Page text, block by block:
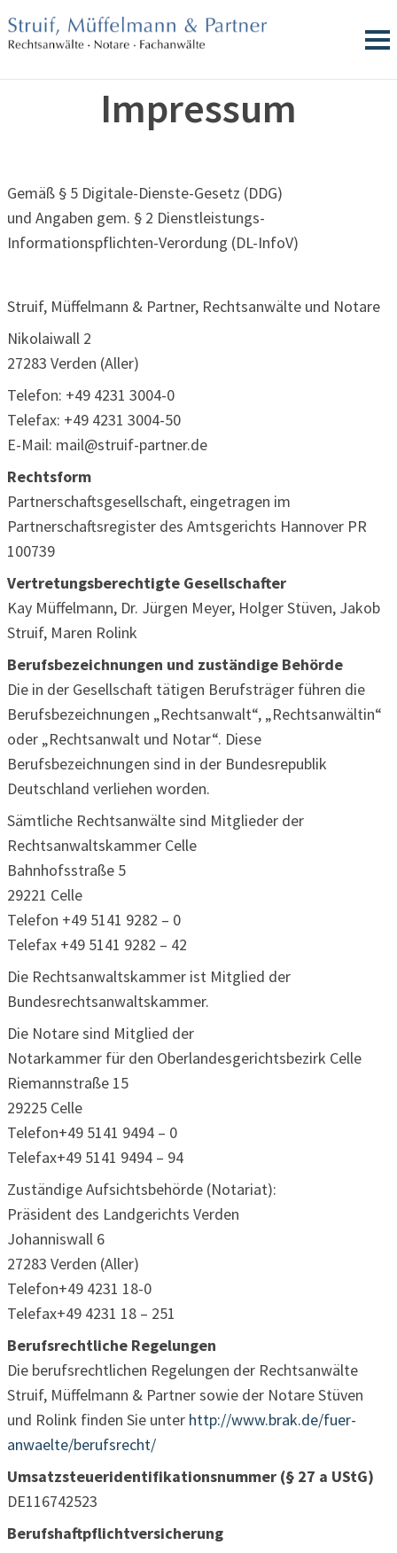
Impressum
Gemäß § 5 Digitale-Dienste-Gesetz (DDG)
und Angaben gem. § 2 Dienstleistungs-
Informationspflichten-Verordung (DL-InfoV)
Struif, Müffelmann & Partner, Rechtsanwälte und Notare
Nikolaiwall 2
27283 Verden (Aller)
Telefon: +49 4231 3004-0
Telefax: +49 4231 3004-50
E-Mail: mail@struif-partner.de
Rechtsform
Partnerschaftsgesellschaft, eingetragen im
Partnerschaftsregister des Amtsgerichts Hannover PR
100739
Vertretungsberechtigte Gesellschafter
Kay Müffelmann, Dr. Jürgen Meyer, Holger Stüven, Jakob
Struif, Maren Rolink
Berufsbezeichnungen und zuständige Behörde
Die in der Gesellschaft tätigen Berufsträger führen die
Berufsbezeichnungen „Rechtsanwalt“, „Rechtsanwältin“
oder „Rechtsanwalt und Notar“. Diese
Berufsbezeichnungen sind in der Bundesrepublik
Deutschland verliehen worden.
Sämtliche Rechtsanwälte sind Mitglieder der
Rechtsanwaltskammer Celle
Bahnhofsstraße 5
29221 Celle
Telefon +49 5141 9282 – 0
Telefax +49 5141 9282 – 42
Die Rechtsanwaltskammer ist Mitglied der
Bundesrechtsanwaltskammer.
Die Notare sind Mitglied der
Notarkammer für den Oberlandesgerichtsbezirk Celle
Riemannstraße 15
29225 Celle
Telefon+49 5141 9494 – 0
Telefax+49 5141 9494 – 94
Zuständige Aufsichtsbehörde (Notariat):
Präsident des Landgerichts Verden
Johanniswall 6
27283 Verden (Aller)
Telefon+49 4231 18-0
Telefax+49 4231 18 – 251
Berufsrechtliche Regelungen
Die berufsrechtlichen Regelungen der Rechtsanwälte
Struif, Müffelmann & Partner sowie der Notare Stüven
und Rolink finden Sie unter http://www.brak.de/fuer-
anwaelte/berufsrecht/
Umsatzsteueridentifikationsnummer (§ 27 a UStG)
DE116742523
Berufshaftpflichtversicherung